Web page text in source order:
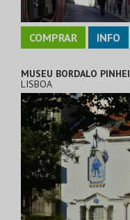
COMPRAR INFO
MUSEU BORDALO
LISBOA